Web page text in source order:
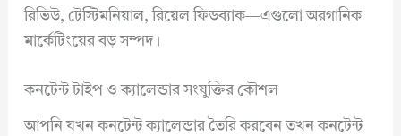
রিভিউ, টেস্টিমনিয়াল, রিয়েল ফিডব্যাক—এগুলো অরগানিক
মার্কেটিংয়ের বড় সম্পদ।
কনটেন্ট টাইপ ও ক্যালেন্ডার সংযুক্তির কৌশল
আপনি যখন কনটেন্ট ক্যালেন্ডার তৈরি করবেন তখন কনটেন্ট